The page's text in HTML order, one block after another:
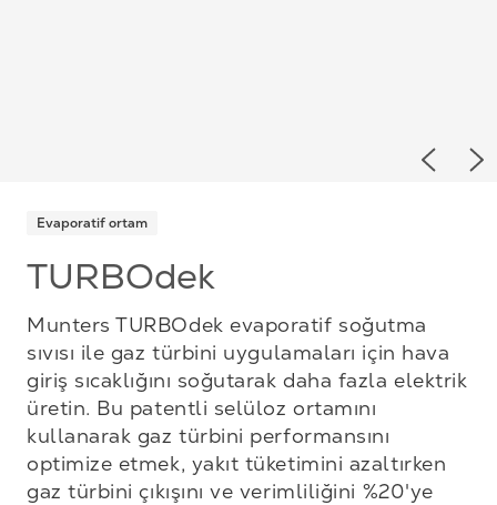
Evaporatif ortam
TURBOdek
Munters TURBOdek evaporatif soğutma
sıvısı ile gaz türbini uygulamaları için hava
giriş sıcaklığını soğutarak daha fazla elektrik
üretin. Bu patentli selüloz ortamını
kullanarak gaz türbini performansını
optimize etmek, yakıt tüketimini azaltırken
gaz türbini çıkışını ve verimliliğini %20'ye